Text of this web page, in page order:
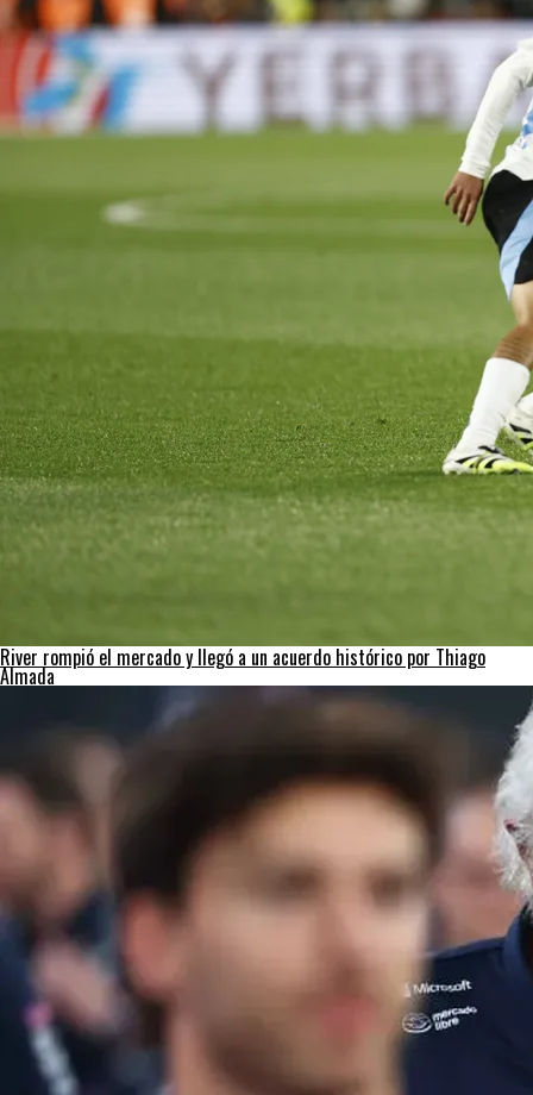
River rompió el mercado y llegó a un acuerdo histórico por Thiago
Almada